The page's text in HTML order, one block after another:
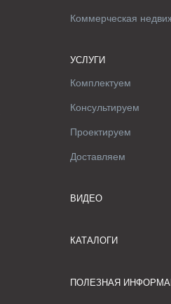
Коммерческая
УСЛУГИ
Комплектуем
Консультируем
Проектируем
Доставляем
ВИДЕО
КАТАЛОГИ
ПОЛЕЗНАЯ